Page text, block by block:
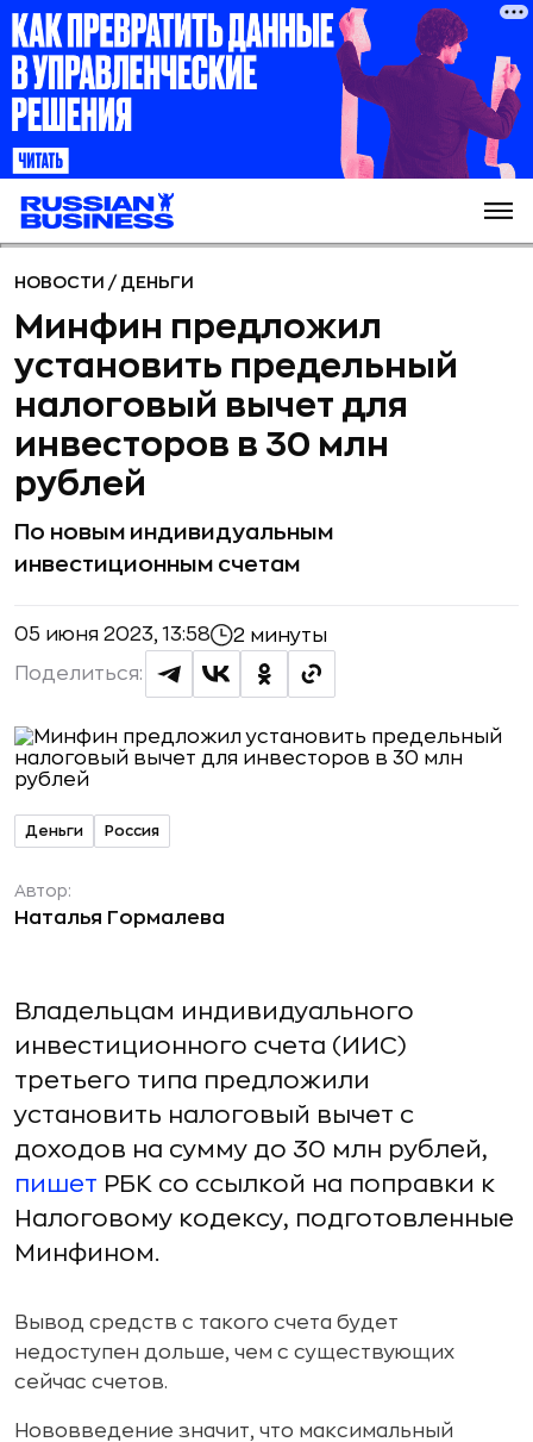
НОВОСТИ / ДЕНЬГИ
Минфин предложил
установить предельный
налоговый вычет для
инвесторов в 30 млн
рублей
По новым индивидуальным
инвестиционным счетам
05 июня 2023, 13:58 2 минуты
Поделиться:
Деньги Россия
Автор:
Наталья Гормалева
Владельцам индивидуального
инвестиционного счета (ИИС)
третьего типа предложили
установить налоговый вычет с
доходов на сумму до 30 млн рублей,
пишет РБК со ссылкой на поправки к
Налоговому кодексу, подготовленные
Минфином.
Вывод средств с такого счета будет
недоступен дольше, чем с существующих
сейчас счетов.
Нововведение значит, что максимальный